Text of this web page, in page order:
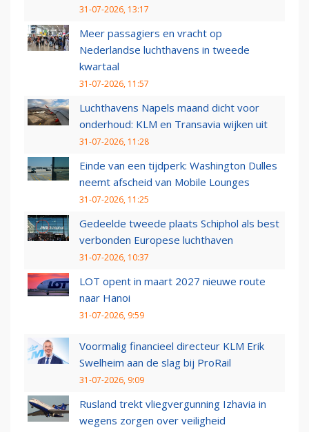
31-07-2026, 13:17
Meer passagiers en vracht op
Nederlandse luchthavens in tweede
kwartaal
31-07-2026, 11:57
Luchthavens Napels maand dicht voor
onderhoud: KLM en Transavia wijken uit
31-07-2026, 11:28
Einde van een tijdperk: Washington Dulles
neemt afscheid van Mobile Lounges
31-07-2026, 11:25
Gedeelde tweede plaats Schiphol als best
verbonden Europese luchthaven
31-07-2026, 10:37
LOT opent in maart 2027 nieuwe route
naar Hanoi
31-07-2026, 9:59
Voormalig financieel directeur KLM Erik
Swelheim aan de slag bij ProRail
31-07-2026, 9:09
Rusland trekt vliegvergunning Izhavia in
wegens zorgen over veiligheid